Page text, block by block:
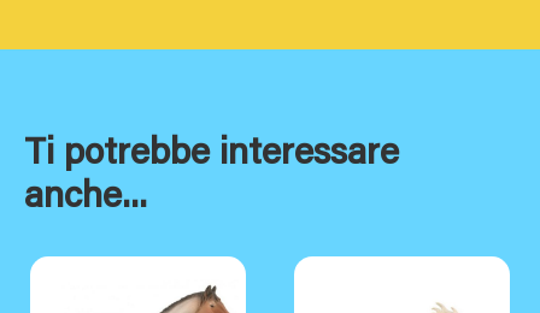
Ti potrebbe interessare
anche...